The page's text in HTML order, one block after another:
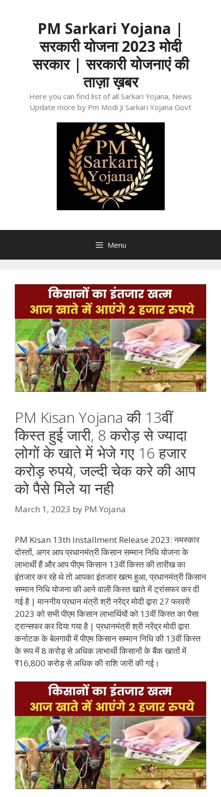
PM Sarkari Yojana |
सरकारी योजना 2023 मोदी
सरकार | सरकारी योजनाएं की
ताज़ा ख़बर
Here you can find list of all Sarkari Yojana, News
Update more by Pm Modi Ji Sarkari Yojana Govt
Menu
PM Kisan Yojana की 13वीं
किस्त हुई जारी, 8 करोड़ से ज्यादा
लोगों के खाते में भेजे गए 16 हजार
करोड़ रुपये, जल्दी चेक करे की आप
को पैसे मिले या नही
March 1, 2023 by PM Yojana
PM Kisan 13th Installment Release 2023: नमस्कार
दोस्तों, अगर आप प्रधानमंत्री किसान सम्मान निधि योजना के
लाभार्थी हैं और आप पीएम किसान 13वीं किस्त की तारीख का
इंतजार कर रहे थे तो आपका इंतजार खत्म हुआ, प्रधानमंत्री किसान
सम्मान निधि योजना की आने वाली किस्त खाते में ट्रांसफर कर दी
गई है | माननीय प्रधान मंत्री श्री नरेंद्र मोदी द्वारा 27 फरवरी
2023 को सभी पीएम किसान लाभार्थियों को 13वीं किस्त का पैसा
ट्रान्सफर कर दिया गया है | प्रधानमंत्री श्री नरेंद्र मोदी द्वारा
कर्नाटक के बेलगावी में पीएम किसान सम्मान निधि की 13वीं किस्त
के रूप में 8 करोड़ से अधिक लाभार्थी किसानों के बैंक खातों में
₹16,800 करोड़ से अधिक की राशि जारी की गई।